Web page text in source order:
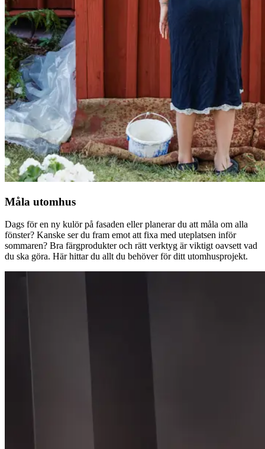
Måla utomhus
Dags för en ny kulör på fasaden eller planerar du att måla om alla
fönster? Kanske ser du fram emot att fixa med uteplatsen inför
sommaren? Bra färgprodukter och rätt verktyg är viktigt oavsett vad
du ska göra. Här hittar du allt du behöver för ditt utomhusprojekt.